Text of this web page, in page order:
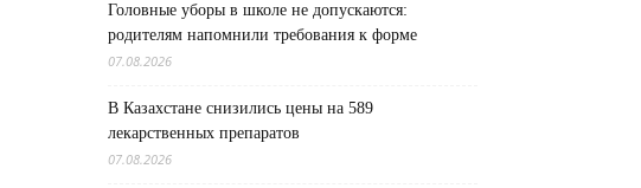
Головные уборы в школе не допускаются:
родителям напомнили требования к форме
07.08.2026
В Казахстане снизились цены на 589
лекарственных препаратов
07.08.2026